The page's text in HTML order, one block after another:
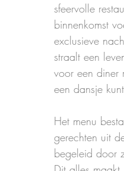
sfeervolle
binnenkomst
exclusieve
straalt een
voor een diner
een dansje
Het menu
gerechten uit
begeleid door